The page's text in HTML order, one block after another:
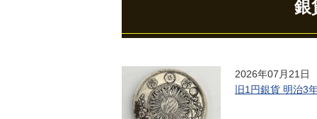
銀
2026年07月21日
旧1円銀貨 明治3